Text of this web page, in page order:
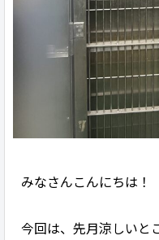
みなさんこんにちは！
今回は、先月涼しいと